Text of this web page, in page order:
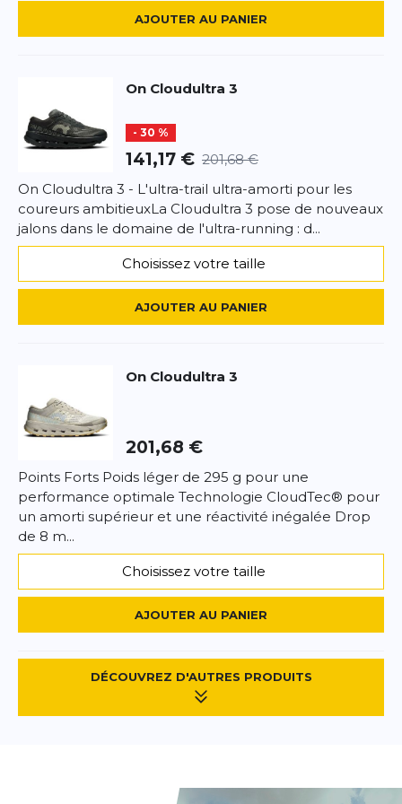
Que tu sois à la recherche d'une chaussure
confortable pour le quotidien ou d'une une basket
son design novateur, sa technologie CloudTec et
son son confort ultime, cette chaussure est le
compagnon idéal pour ton quotidien et aux
activités sportives.
Ce formulaire est protégé par reCAPTCHA –
AJOUTER AU PANIER
On Cloudultra 3
- 30 %
141,17 € 201,68 €
On Cloudultra 3 - L'ultra-trail ultra-amorti pour les
coureurs ambitieuxLa Cloudultra 3 pose de nouveaux
jalons dans le domaine de l'ultra-running : d...
Choisissez votre taille
AJOUTER AU PANIER
On Cloudultra 3
201,68 €
Points Forts Poids léger de 295 g pour une
performance optimale Technologie CloudTec® pour
un amorti supérieur et une réactivité inégalée Drop
de 8 m...
Choisissez votre taille
AJOUTER AU PANIER
DÉCOUVREZ D'AUTRES PRODUITS